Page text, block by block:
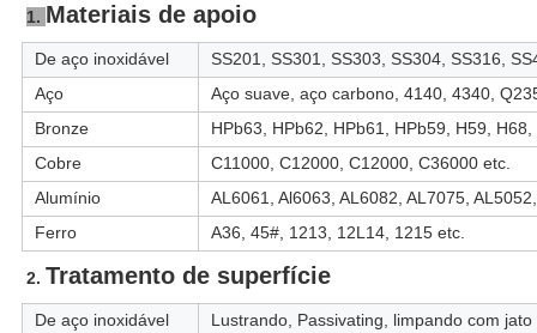
1. Materiais de apoio
De aço inoxidável
SS201, SS301, SS303, SS304, SS316,
Aço
Aço suave, aço carbono, 4140, 4340,
Bronze
HPb63, HPb62, HPb61, HPb59, H59,
Cobre
C11000, C12000, C12000, C36000 etc.
Alumínio
AL6061, Al6063, AL6082, AL7075,
Ferro
A36, 45#, 1213, 12L14, 1215 etc.
2. Tratamento de superfície
De aço inoxidável
Lustrando, Passivating, limpando com